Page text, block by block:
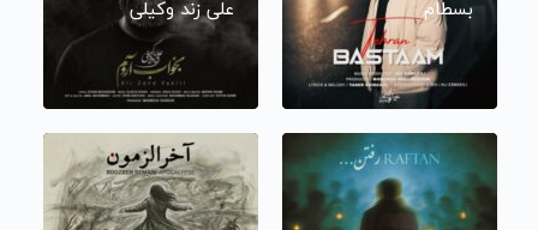
بسطام علی زند وکیلی